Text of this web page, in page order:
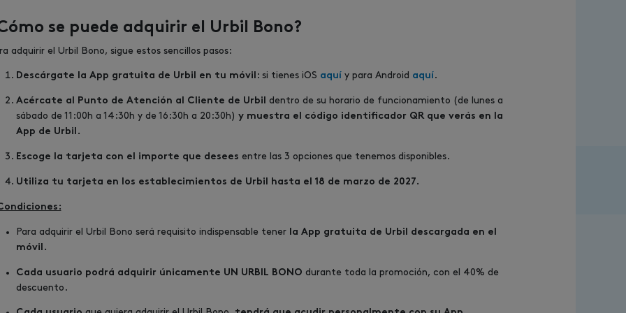
se puede adquirir el Urbil Bono?
adquirir el Urbil Bono, sigue estos sencillos pasos:
Descárgate la App gratuita de Urbil en tu móvil : si tienes iOS aquí y para Android aquí .
Acércate al Punto de Atención al Cliente de Urbil dentro de su horario de funcionamiento (de lunes a
sábado de 11:00h a 14:30h y de 16:30h a 20:30h) y muestra el código identificador QR que verás en la
App de Urbil.
Escoge la tarjeta con el importe que desees entre las 3 opciones que tenemos disponibles.
Utiliza tu tarjeta en los establecimientos de Urbil hasta el 18 de marzo de 2027.
Para adquirir el Urbil Bono será requisito indispensable tenerla App gratuita de Urbil descargada en el
móvil.
Cada usuario podrá adquirir únicamente UN URBIL BONO durante toda la promoción, con el 40% de
descuento.